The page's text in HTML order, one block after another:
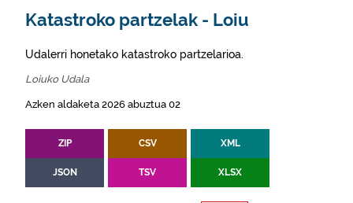
Katastroko partzelak - Loiu
Udalerri honetako katastroko partzelarioa.
Loiuko Udala
Azken aldaketa 2026 abuztua 02
ZIP CSV XML
JSON TSV XLSX